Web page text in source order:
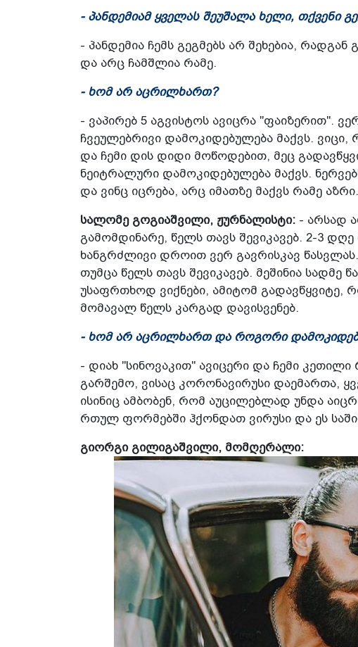
- პანდემიამ ყველას შეუშალა ხელი, თქვენი
- პანდემია ჩემს გეგმებს არ შეხებია,
და არც ჩამშლია რამე.
- ხომ არ აცრილხართ?
- ვაპირებ 5 აგვისტოს ავიცრა "ფაიზერით".
ჩვეულებრივი დამოკიდებულება მაქვს. ვიცი,
და ჩემი დის დიდი მოწოდებით, მეც
ნეიტრალური დამოკიდებულება მაქვს.
და ვინც იცრება, არც იმათზე მაქვს რამე აზრი.
სალომე გოგიაშვილი, ჟურნალისტი: - არსად
გამომდინარე, წელს თავს შევიკავებ. 2-3
ხანგრძლივი დროით ვერ გავრისკავ
თუმცა წელს თავს შევიკავებ. მეშინია
უსაფრთხოდ ვიქნები, ამიტომ გადავწყვიტე,
მომავალ წელს კარგად დავისვენებ.
- ხომ არ აცრილხართ და როგორი
- დიახ "სინოვაკით" ავიცერი და ჩემი კეთილი
გარშემო, ვისაც კორონავირუსი დაემართა,
ისინიც ამბობენ, რომ აუცილებლად უნდა
რთულ ფორმებში ჰქონდათ ვირუსი და ეს
გიორგი გილიგაშვილი, მომღერალი: